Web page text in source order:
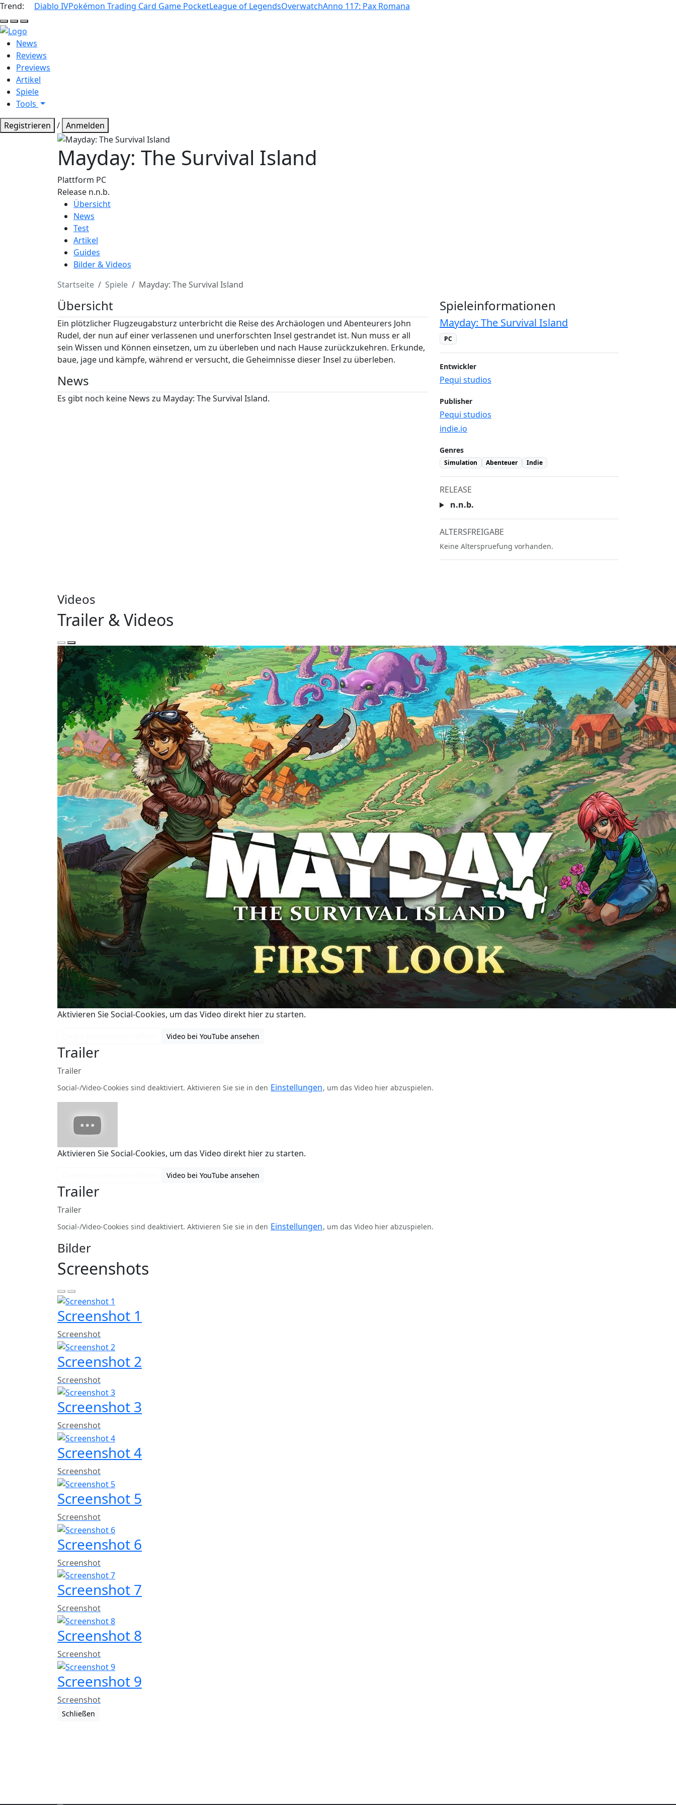
Trend: Diablo IVPokémon Trading Card Game PocketLeague of LegendsOverwatchAnno 117: Pax Romana
Hell
News
Reviews
Previews
Artikel
Spiele
Tools
Registrieren / Anmelden
Mayday: The Survival Island
Plattform PC
Release n.n.b.
Übersicht
News
Test
Artikel
Guides
Bilder & Videos
Startseite
Spiele Mayday: The Survival Island
Übersicht
Ein plötzlicher Flugzeugabsturz unterbricht die Reise des Archäologen und Abenteurers John
Rudel, der nun auf einer verlassenen und unerforschten Insel gestrandet ist. Nun muss er all
sein Wissen und Können einsetzen, um zu überleben und nach Hause zurückzukehren. Erkunde,
baue, jage und kämpfe, während er versucht, die Geheimnisse dieser Insel zu überleben.
News
Es gibt noch keine News zu Mayday: The Survival Island.
Spieleinformationen
Mayday: The Survival Island
PC
Entwickler
Pequi studios
Publisher
Pequi studios
indie.io
Genres
Simulation Abenteuer Indie
RELEASE
n.n.b.
ALTERSFREIGABE
Keine Alterspruefung vorhanden.
Videos
Trailer & Videos
Aktivieren Sie Social-Cookies, um das Video direkt hier zu starten.
Video bei YouTube ansehen
Trailer
Trailer
Social-/Video-Cookies sind deaktiviert. Aktivieren Sie sie in den Einstellungen, um das Video hier abzuspielen.
Aktivieren Sie Social-Cookies, um das Video direkt hier zu starten.
Video bei YouTube ansehen
Trailer
Trailer
Social-/Video-Cookies sind deaktiviert. Aktivieren Sie sie in den Einstellungen, um das Video hier abzuspielen.
Bilder
Screenshots
Screenshot 1
Screenshot
Screenshot 2
Screenshot
Screenshot 3
Screenshot
Screenshot 4
Screenshot
Screenshot 5
Screenshot
Screenshot 6
Screenshot
Screenshot 7
Screenshot
Screenshot 8
Screenshot
Screenshot 9
Screenshot
Schließen